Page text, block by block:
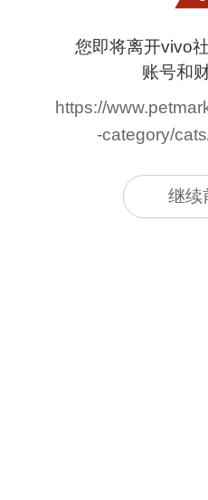
您即将离开vivo
账号和
https://
-category/
继续